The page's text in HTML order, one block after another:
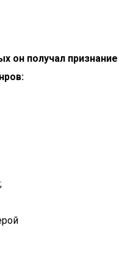
он получал признание